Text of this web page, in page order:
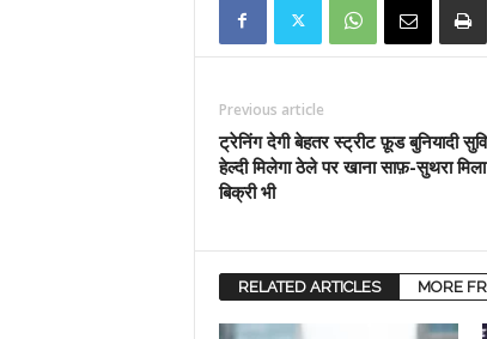
Previous article
ट्रेनिंग देगी बेहतर स्ट्रीट फ़ूड बुनियादी
हेल्दी मिलेगा ठेले पर खाना साफ़-सुथरा
बिक्री भी
RELATED ARTICLES MORE